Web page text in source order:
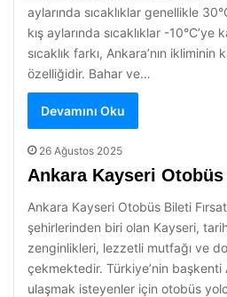
aylarında sıcaklıklar genellikle
kış aylarında sıcaklıklar -
sıcaklık farkı, Ankara’nın
özelliğidir. Bahar ve…
Devamını Oku
26 Ağustos 2025
Ankara Kayseri Otobüs
Ankara Kayseri Otobüs Bileti
şehirlerinden biri olan Kayseri,
zenginlikleri, lezzetli mutfağı ve
çekmektedir. Türkiye’nin başkenti
ulaşmak isteyenler için otobüs